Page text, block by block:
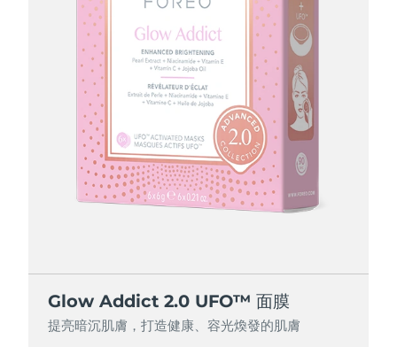
Glow Addict 2.0 UFO™ 面膜
提亮暗沉肌膚，打造健康、容光煥發的肌膚
Glow Addict 2.0 UFO™ 面膜
提亮暗沉肌膚，打造健康、容光煥發的肌膚
Glow Addict 2.0 UFO™ 面膜
提亮暗沉肌膚，打造健康、容光煥發的肌膚
Glow Addict 2.0 UFO™ 面膜
提亮暗沉肌膚，打造健康、容光煥發的肌膚